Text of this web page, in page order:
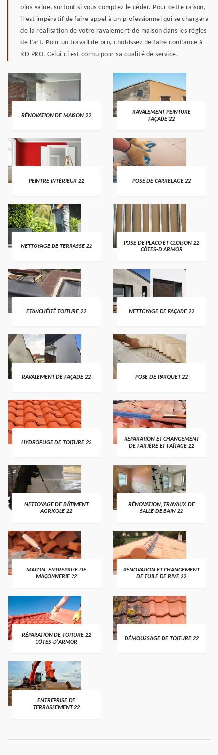
plus-value, surtout si vous comptez le céder. Pour cette raison,
il est impératif de faire appel à un professionnel qui se chargera
de la réalisation de votre ravalement de maison dans les règles
de l’art. Pour un travail de pro, choisissez de faire confiance à
RD PRO. Celui-ci est connu pour sa qualité de service.
RÉNOVATION DE MAISON 22
RAVALEMENT PEINTURE
FAÇADE 22
PEINTRE INTÉRIEUR 22 POSE DE CARRELAGE 22
NETTOYAGE DE TERRASSE 22
POSE DE PLACO ET CLOISON 22
CÔTES-D'ARMOR
ETANCHÉITÉ TOITURE 22 NETTOYAGE DE FAÇADE 22
RAVALEMENT DE FAÇADE 22 POSE DE PARQUET 22
HYDROFUGE DE TOITURE 22
RÉPARATION ET CHANGEMENT
DE FAÎTIÈRE ET FAÎTAGE 22
NETTOYAGE DE BÂTIMENT
AGRICOLE 22
RÉNOVATION, TRAVAUX DE
SALLE DE BAIN 22
MAÇON, ENTREPRISE DE
MAÇONNERIE 22
RÉNOVATION ET CHANGEMENT
DE TUILE DE RIVE 22
RÉPARATION DE TOITURE 22
CÔTES-D'ARMOR
DÉMOUSSAGE DE TOITURE 22
ENTREPRISE DE
TERRASSEMENT 22